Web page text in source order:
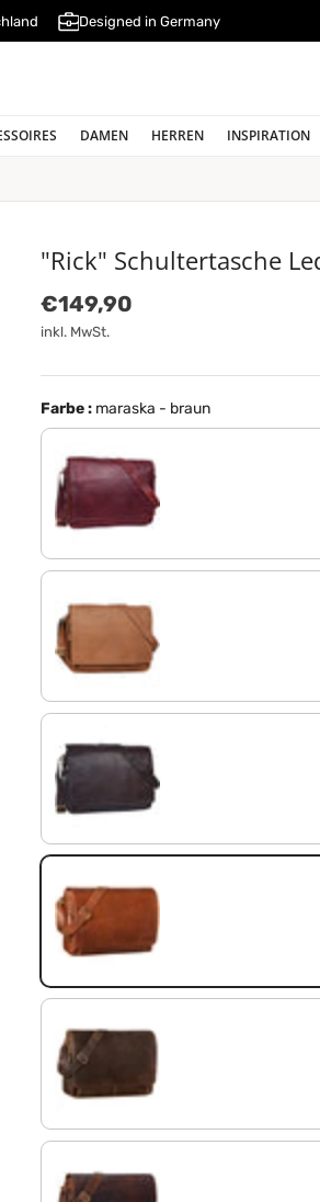
Designed in Germany
DAMEN HERREN INSPIRATION
"Rick" Schultertasche
Normaler Preis
€149,90
inkl. MwSt.
Farbe : maraska - braun
rosso
sattel - braun
ebenholz - braun
maraska - braun
kansas - braun